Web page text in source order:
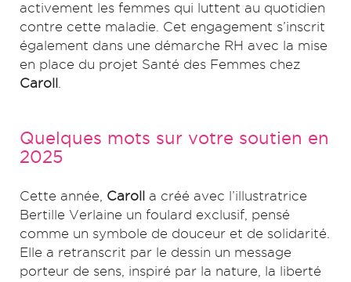
activement les femmes qui luttent au quotidien
contre cette maladie. Cet engagement s’inscrit
également dans une démarche RH avec la mise
en place du projet Santé des Femmes chez
Caroll
Quelques mots sur votre soutien en
2025
Cette année, Caroll a créé avec l’illustratrice
Bertille Verlaine un foulard exclusif, pensé
comme un symbole de douceur et de solidarité.
Elle a retranscrit par le dessin un message
porteur de sens, inspiré par la nature, la liberté